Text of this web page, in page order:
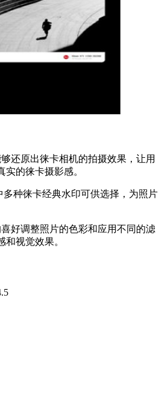
还原出徕卡相机的拍摄效果，让用
实的徕卡摄影感。
多种徕卡经典水印可供选择，为照片
好调整照片的色彩和应用不同的滤
视觉效果。